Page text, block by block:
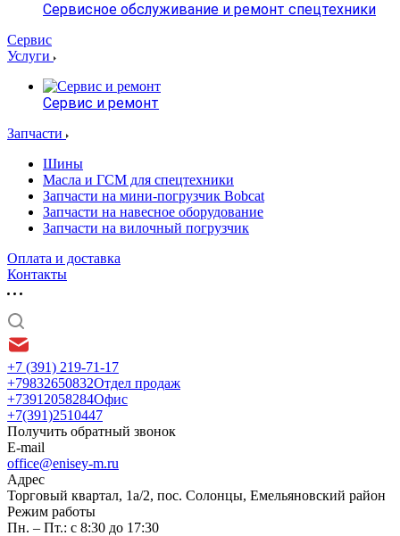
Сервисное обслуживание и ремонт спецтехники
Сервис
Услуги
Сервис и ремонт
Запчасти
Шины
Масла и ГСМ для спецтехники
Запчасти на мини-погрузчик Bobcat
Запчасти на навесное оборудование
Запчасти на вилочный погрузчик
Оплата и доставка
Контакты
+7 (391) 219-71-17
+79832650832Отдел продаж
+73912058284Офис
+7(391)2510447
Получить обратный звонок
E-mail
office@enisey-m.ru
Адрес
​Торговый квартал, 1а/2, пос. Солонцы, Емельяновский район
Режим работы
Пн. – Пт.: с 8:30 до 17:30